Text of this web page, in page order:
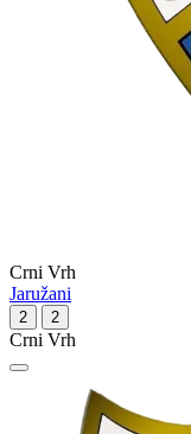
Crni Vrh
Jaružani
2 2
Crni Vrh